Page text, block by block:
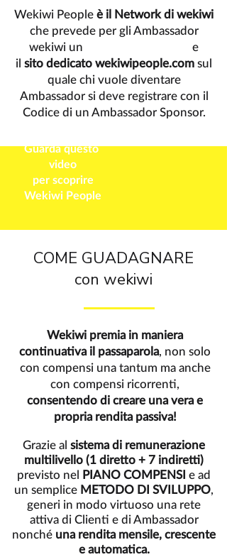
Wekiwi Peopleè il Network di wekiwi
che prevede per gli Ambassador
wekiwi un
e
il sito dedicato wekiwipeople.comsul
quale chi vuole diventare
Ambassador si deve registrare con il
Codice di un Ambassador Sponsor.
Guarda questo
video
per scoprire
Wekiwi People
COME GUADAGNARE
con wekiwi
Wekiwi premia in maniera
continuativa il passaparola, non solo
con compensi una tantum ma anche
con compensi ricorrenti,
consentendo di creare una vera e
propria rendita passiva!
Grazie al sistema di remunerazione
multilivello (1 diretto + 7 indiretti)
previsto nel PIANO COMPENSI e ad
un semplice METODO DI SVILUPPO,
generi in modo virtuoso una rete
attiva di Clienti e di Ambassador
nonché una rendita mensile, crescente
e automatica.